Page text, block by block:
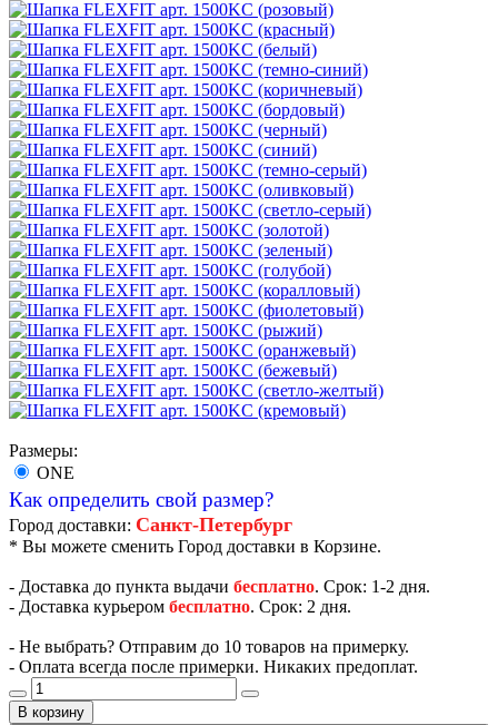
Размеры:
ONE
Как определить свой размер?
Город доставки: Санкт-Петербург
* Вы можете сменить Город доставки в Корзине.
- Доставка до пункта выдачи бесплатно. Срок: 1-2 дня.
- Доставка курьером бесплатно. Срок: 2 дня.
- Не выбрать? Отправим до 10 товаров на примерку.
- Оплата всегда после примерки. Никаких предоплат.
В корзину